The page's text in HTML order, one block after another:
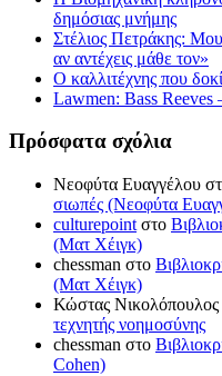
δημόσιας μνήμης
Στέλιος Πετράκης:
αν αντέχεις μάθε τον»
Ο καλλιτέχνης που
Lawmen: Bass Reeves
Πρόσφατα σχόλια
Νεοφύτα Ευαγγέλου
σιωπές (Νεοφύτα
culturepoint στο
(Ματ Χέιγκ)
chessman στο
(Ματ Χέιγκ)
Κώστας Νικολόπουλος
τεχνητής νοημοσύνης
chessman στο
Cohen)